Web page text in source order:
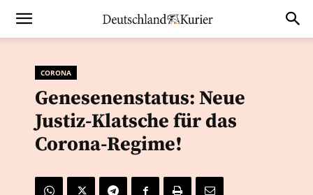
CORONA
Genesenenstatus: Neue
Justiz-Klatsche für das
Corona-Regime!